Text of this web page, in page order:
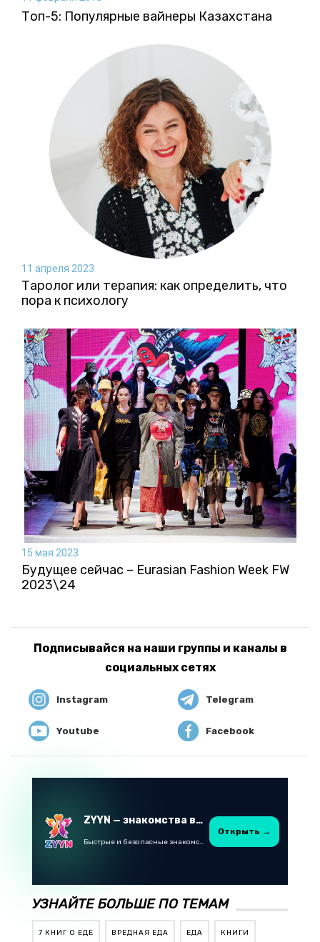
Топ-5: Популярные вайнеры Казахстана
11 апреля 2023
Таролог или терапия: как определить, что
пора к психологу
15 мая 2023
Будущее сейчас – Eurasian Fashion Week FW
2023\24
Подписывайся на наши группы и каналы в
социальных сетях
Instagram Telegram
Youtube Facebook
ZYYN — знакомства в Казахстане
Быстрые и безопасные знакомства в Telegram
Открыть →
УЗНАЙТЕ БОЛЬШЕ ПО ТЕМАМ
7 КНИГ О ЕДЕ ВРЕДНАЯ ЕДА ЕДА КНИГИ